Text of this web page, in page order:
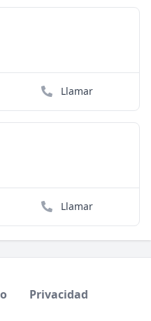
Llamar
Llamar
Privacidad